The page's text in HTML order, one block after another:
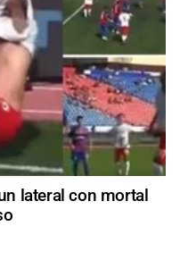
lateral con mortal